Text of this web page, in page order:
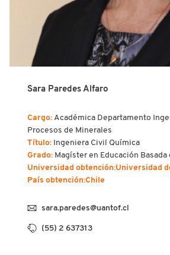
Sara Paredes Alfaro
Cargo: Académica Departamento
Procesos de Minerales
Título: Ingeniera Civil Química
Grado: Magíster en Educación
Universidad obtención:Universidad
País obtención:Chile
sara.paredes@uantof.cl
(55) 2 637313